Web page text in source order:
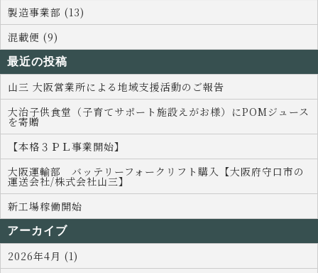
製造事業部 (13)
混載便 (9)
最近の投稿
山三 大阪営業所による地域支援活動のご報告
大治子供食堂（子育てサポート施設えがお様）にPOMジュース
を寄贈
【本格３ＰＬ事業開始】
大阪運輸部 バッテリーフォークリフト購入【大阪府守口市の
運送会社/株式会社山三】
新工場稼働開始
アーカイブ
2026年4月 (1)